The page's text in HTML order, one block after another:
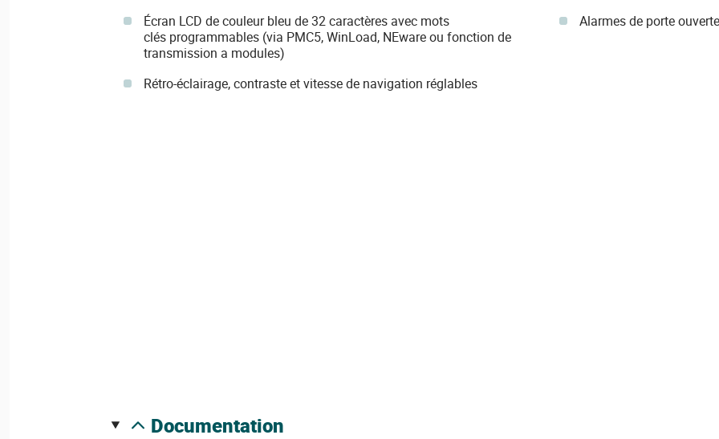
Écran LCD de couleur bleu de 32 caractères avec mots
clés programmables (via PMC5, WinLoad, NEware ou fonction de
transmission a modules)
Rétro-éclairage, contraste et vitesse de navigation réglables
Alarmes de porte
documentation